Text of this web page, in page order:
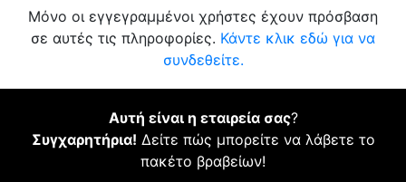
Μόνο οι εγγεγραμμένοι χρήστες έχουν πρόσβαση
σε αυτές τις πληροφορίες. Κάντε κλικ εδώ για να
συνδεθείτε.
Αυτή είναι η εταιρεία σας?
Συγχαρητήρια! Δείτε πώς μπορείτε να λάβετε το
πακέτο βραβείων!